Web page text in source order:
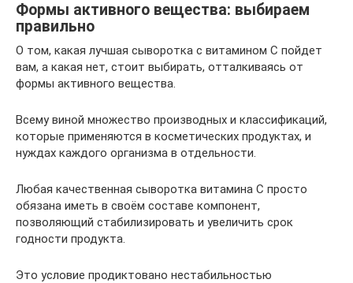
Формы активного вещества: выбираем
правильно
О том, какая лучшая сыворотка с витамином С пойдет
вам, а какая нет, стоит выбирать, отталкиваясь от
формы активного вещества.
Всему виной множество производных и классификаций,
которые применяются в косметических продуктах, и
нуждах каждого организма в отдельности.
Любая качественная сыворотка витамина С просто
обязана иметь в своём составе компонент,
позволяющий стабилизировать и увеличить срок
годности продукта.
Это условие продиктовано нестабильностью